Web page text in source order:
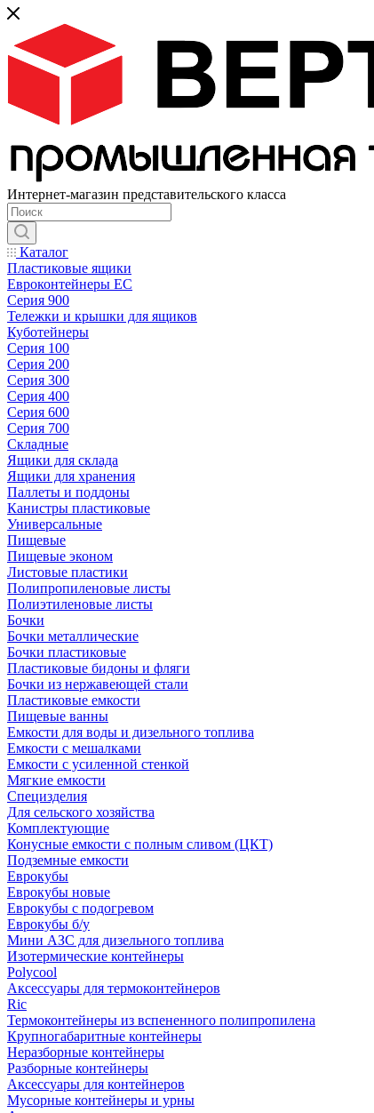
Интернет-магазин представительского класса
Каталог
Пластиковые ящики
Евроконтейнеры ЕС
Серия 900
Тележки и крышки для ящиков
Куботейнеры
Серия 100
Серия 200
Серия 300
Серия 400
Серия 600
Серия 700
Складные
Ящики для склада
Ящики для хранения
Паллеты и поддоны
Канистры пластиковые
Универсальные
Пищевые
Пищевые эконом
Листовые пластики
Полипропиленовые листы
Полиэтиленовые листы
Бочки
Бочки металлические
Бочки пластиковые
Пластиковые бидоны и фляги
Бочки из нержавеющей стали
Пластиковые емкости
Пищевые ванны
Емкости для воды и дизельного топлива
Емкости с мешалками
Емкости с усиленной стенкой
Мягкие емкости
Специзделия
Для сельского хозяйства
Комплектующие
Конусные емкости с полным сливом (ЦКТ)
Подземные емкости
Еврокубы
Еврокубы новые
Еврокубы с подогревом
Еврокубы б/у
Мини АЗС для дизельного топлива
Изотермические контейнеры
Polycool
Аксессуары для термоконтейнеров
Ric
Термоконтейнеры из вспененного полипропилена
Крупногабаритные контейнеры
Неразборные контейнеры
Разборные контейнеры
Аксессуары для контейнеров
Мусорные контейнеры и урны